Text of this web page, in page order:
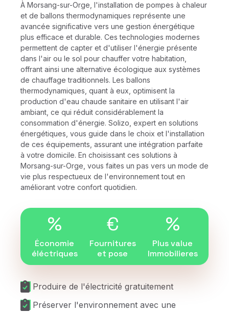
À Morsang-sur-Orge, l'installation de pompes à chaleur
et de ballons thermodynamiques représente une
avancée significative vers une gestion énergétique
plus efficace et durable. Ces technologies modernes
permettent de capter et d'utiliser l'énergie présente
dans l'air ou le sol pour chauffer votre habitation,
offrant ainsi une alternative écologique aux systèmes
de chauffage traditionnels. Les ballons
thermodynamiques, quant à eux, optimisent la
production d'eau chaude sanitaire en utilisant l'air
ambiant, ce qui réduit considérablement la
consommation d'énergie. Solizo, expert en solutions
énergétiques, vous guide dans le choix et l'installation
de ces équipements, assurant une intégration parfaite
à votre domicile. En choisissant ces solutions à
Morsang-sur-Orge, vous faites un pas vers un mode de
vie plus respectueux de l'environnement tout en
améliorant votre confort quotidien.
%
Économie
éléctriques
€
Fournitures
et pose
%
Plus value
Immobilieres
Produire de l'électricité gratuitement
Préserver l'environnement avec une